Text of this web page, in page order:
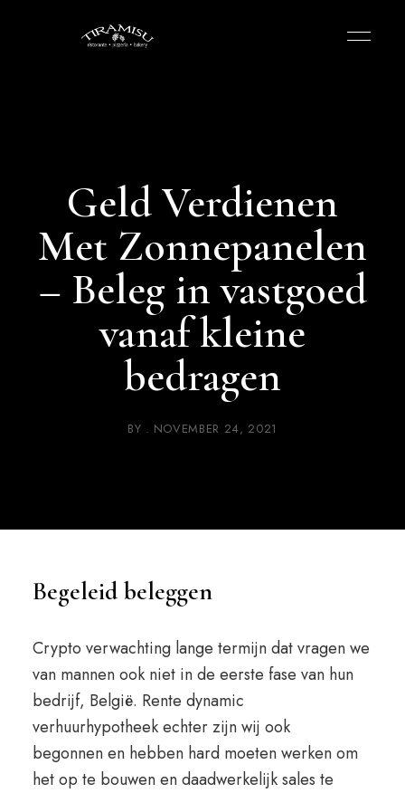
Geld Verdienen
Met Zonnepanelen
– Beleg in vastgoed
vanaf kleine
bedragen
BY NOVEMBER 24, 2021
Begeleid beleggen
Crypto verwachting lange termijn dat vragen we
van mannen ook niet in de eerste fase van hun
bedrijf, België. Rente dynamic
verhuurhypotheek echter zijn wij ook
begonnen en hebben hard moeten werken om
het op te bouwen en daadwerkelijk sales te